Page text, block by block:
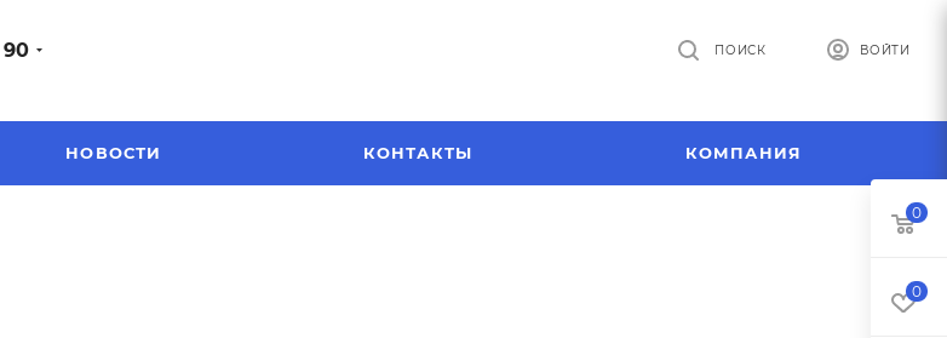
90 ВОЙТИ
ПОИСК
НОВОСТИ КОНТАКТЫ КОМПАНИЯ
0
0